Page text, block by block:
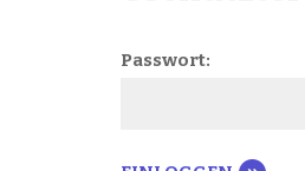
Passwort: